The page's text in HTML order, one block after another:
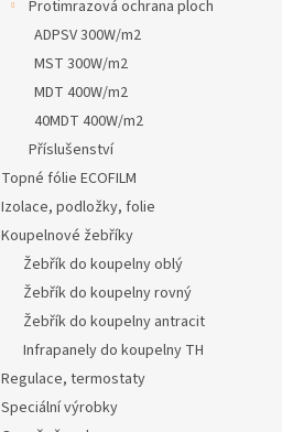
Protimrazová ochrana ploch
ADPSV 300W/m2
MST 300W/m2
MDT 400W/m2
40MDT 400W/m2
Příslušenství
Topné fólie ECOFILM
Izolace, podložky, folie
Koupelnové žebříky
Žebřík do koupelny oblý
Žebřík do koupelny rovný
Žebřík do koupelny antracit
Infrapanely do koupelny TH
Regulace, termostaty
Speciální výrobky